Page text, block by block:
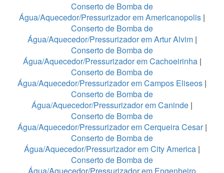
Conserto de Bomba de
Água/Aquecedor/Pressurizador em Americanopolis |
Conserto de Bomba de
Água/Aquecedor/Pressurizador em Artur Alvim |
Conserto de Bomba de
Água/Aquecedor/Pressurizador em Cachoeirinha|
Conserto de Bomba de
Água/Aquecedor/Pressurizador em Campos Eliseos |
Conserto de Bomba de
Água/Aquecedor/Pressurizador em Caninde |
Conserto de Bomba de
Água/Aquecedor/Pressurizador em Cerqueira Cesar|
Conserto de Bomba de
Água/Aquecedor/Pressurizador em City America |
Conserto de Bomba de